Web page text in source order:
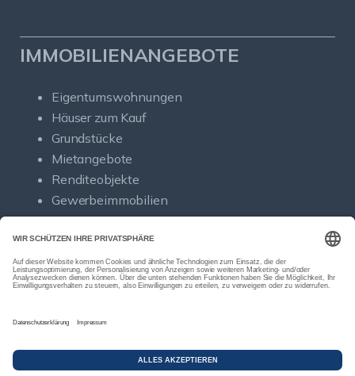
IMMOBILIENANGEBOTE
Eigentumswohnungen
Häuser zum Kauf
Grundstücke
Mietangebote
Renditeobjekte
Gewerbeimmobilien
© Sold Immobilien
Powered by Immonia GmbH